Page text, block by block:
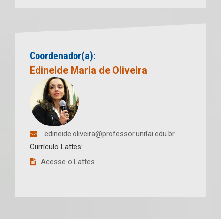
Coordenador(a):
Edineide Maria de Oliveira
edineide.oliveira@professor.unifai.edu.br
Currículo Lattes:
Acesse o Lattes